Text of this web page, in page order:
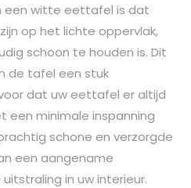
een witte eettafel is dat
op het lichte oppervlak,
schoon te houden is. Dit
de tafel een stuk
dat uw eettafel er altijd
een minimale inspanning
schone en verzorgde
een aangename
in uw interieur.